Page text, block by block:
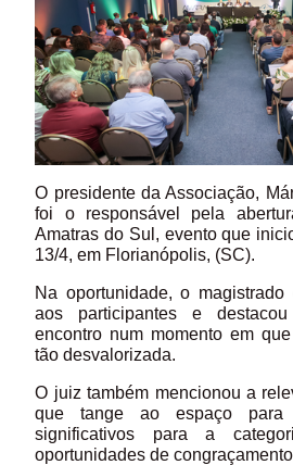
O presidente da Associação,
foi o responsável pela
Amatras do Sul, evento que
13/4, em Florianópolis, (SC).
Na oportunidade, o
aos participantes e
encontro num momento em
tão desvalorizada.
O juiz também mencionou a
que tange ao espaço para
significativos para a
oportunidades de